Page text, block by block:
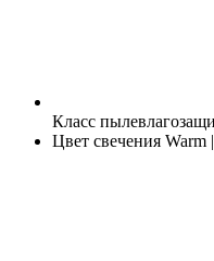
Класс
Цвет свечения Warm